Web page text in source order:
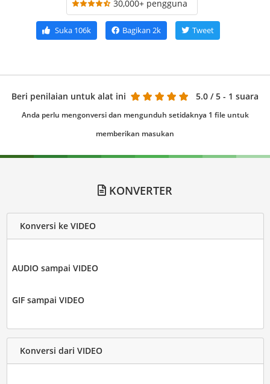
30,000+ pengguna
Suka106k Bagikan 2k Tweet
Beri penilaian untuk alat ini 5.0 / 5 - 1 suara
Anda perlu mengonversi dan mengunduh setidaknya 1 file untuk
memberikan masukan
KONVERTER
Konversi ke VIDEO
AUDIO sampai VIDEO
GIF sampai VIDEO
Konversi dari VIDEO